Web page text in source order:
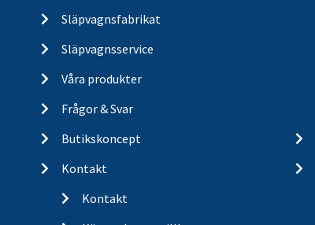
Släpvagnsfabrikat
Släpvagnsservice
Våra produkter
Frågor & Svar
Butikskoncept
Kontakt
Kontakt